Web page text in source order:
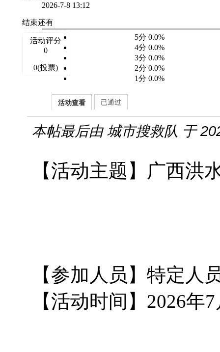
2026-7-8 13:12
结束还有
活动评分
0
0(投票)
5分 0.0%
4分 0.0%
3分 0.0%
2分 0.0%
1分 0.0%
活动查看 已通过
本帖最后由 城市搜救队 于
【活动主题】广西洪
【参加人员】特定人
【活动时间】2026年